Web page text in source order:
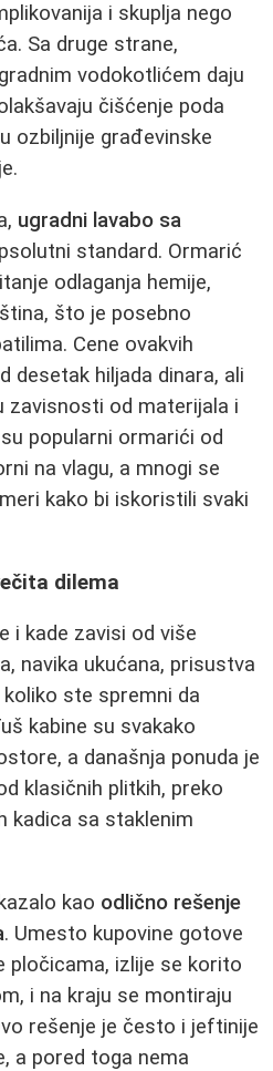
i skuplja nego
Sa druge strane,
vodokotlićem daju
čišćenje poda
ozbiljnije građevinske
ugradni lavabo sa
standard. Ormarić
odlaganja hemije,
što je posebno
Cene ovakvih
desetak hiljada dinara, ali
zavisnosti od materijala i
popularni ormarići od
na vlagu, a mnogi se
kako bi iskoristili svaki
dilema
i kade zavisi od više
navika ukućana, prisustva
ste spremni da
kabine su svakako
a današnja ponuda je
klasičnih plitkih, preko
kadica sa staklenim
kao odlično rešenje
. Umesto kupovine gotove
pločicama, izlije se korito
i na kraju se montiraju
rešenje je često i jeftinije
a pored toga nema